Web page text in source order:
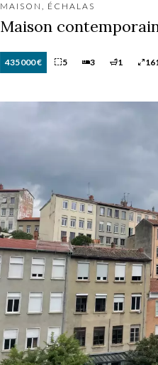
MAISON, ÉCHALAS
Maison
435 000 € 5 3 1